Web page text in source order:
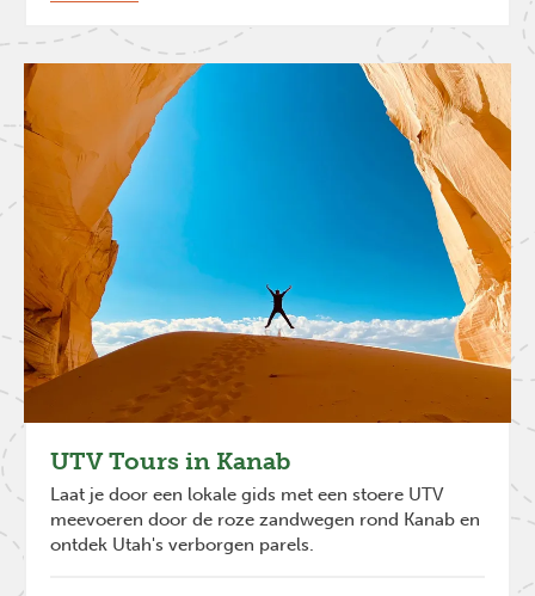
UTV Tours in Kanab
Laat je door een lokale gids met een stoere UTV
meevoeren door de roze zandwegen rond Kanab en
ontdek Utah's verborgen parels.